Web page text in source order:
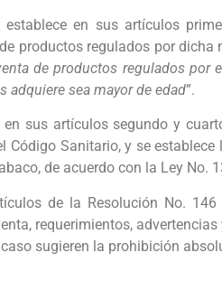
establece en sus artículos
productos regulados por dicha
de productos regulados por
adquiere sea mayor de edad”.
en sus artículos segundo y
Código Sanitario, y se
de acuerdo con la Ley No.
de la Resolución No.
requerimientos,
sugieren la prohibición